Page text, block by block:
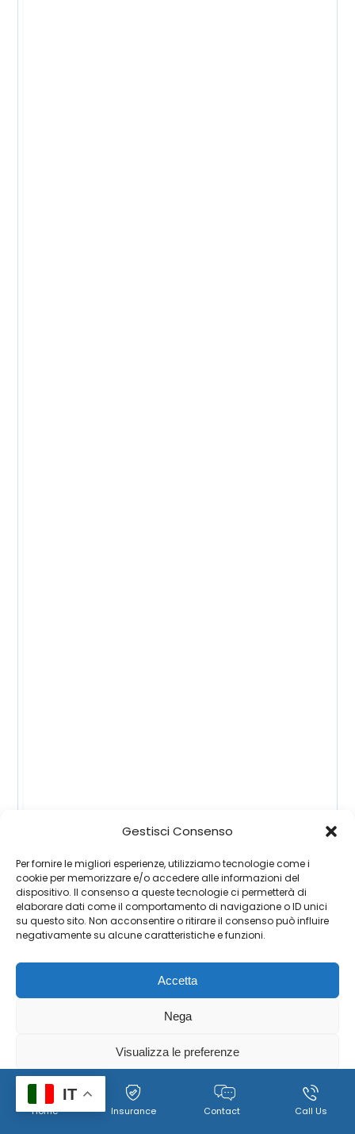
Gestisci Consenso
Per fornire le migliori esperienze, utilizziamo tecnologie come i
cookie per memorizzare e/o accedere alle informazioni del
dispositivo. Il consenso a queste tecnologie ci permetterà di
elaborare dati come il comportamento di navigazione o ID unici
su questo sito. Non acconsentire o ritirare il consenso può influire
negativamente su alcune caratteristiche e funzioni.
Accetta
Nega
Visualizza le preferenze
Cookie
Policy
Policy per il trattamento dei dati personali, immagini e
video
Home Insurance Contact Call Us
IT